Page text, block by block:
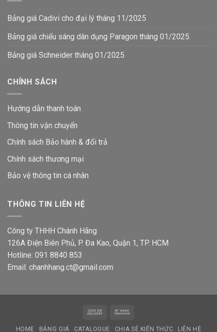
Bảng giá Cadivi cho đại lý tháng 11/2025
Bảng giá chiếu sáng dân dụng Paragon tháng 01/2025
Bảng giá Schneider tháng 01/2025
CHÍNH SÁCH
Hướng dẫn thanh toán
Thông tin vận chuyển
Chính sách Bảo hành & đổi trả
Chính sách thương mại
Bảo vệ thông tin cá nhân
THÔNG TIN LIÊN HỆ
Công ty THHH Chánh Hãng
126A Điện Biên Phủ, P. Đa Kao, Quận 1, TP. HCM
Hotline: 091 8840 853
Email: chanhhang.ct@gmail.com
Cash
HOME BẢNG GIÁ CATALOGUE CHIA SẺ KIẾN THỨC LIÊN HỆ